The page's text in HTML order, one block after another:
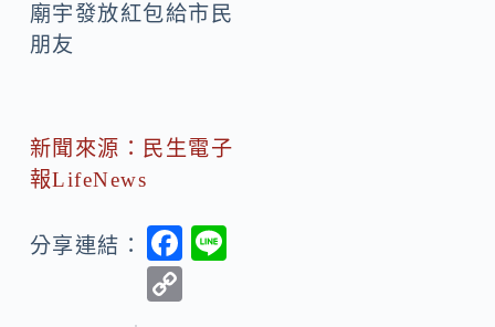
廟宇發放紅包給市民
朋友
新聞來源：民生電子
報LifeNews
分享連結：
F